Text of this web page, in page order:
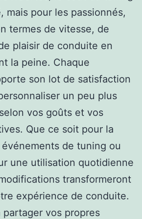
mais pour les passionnés,
termes de vitesse, de
plaisir de conduite en
la peine. Chaque
son lot de satisfaction
un peu plus
vos goûts et vos
Que ce soit pour la
de tuning ou
une utilisation quotidienne
transformeront
expérience de conduite.
partager vos propres